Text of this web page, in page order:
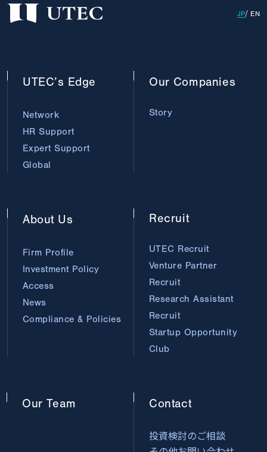
JP EN
UTEC’s Edge
Network
HR Support
Expert Support
Global
Our Companies
Story
Our Team
About Us
Firm Profile
Investment Policy
Access
News
Compliance & Policies
Recruit
UTEC Recruit
Venture Partner
Recruit
Research Assistant
Recruit
Startup Opportunity
Club
Contact
投資検討のご相談